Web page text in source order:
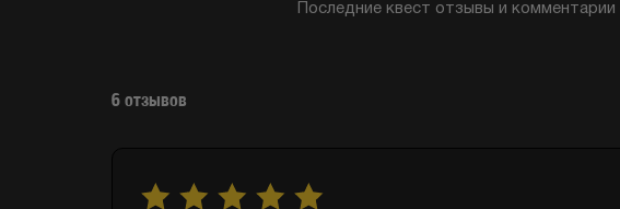
Последние квест отзывы и
6 отзывов